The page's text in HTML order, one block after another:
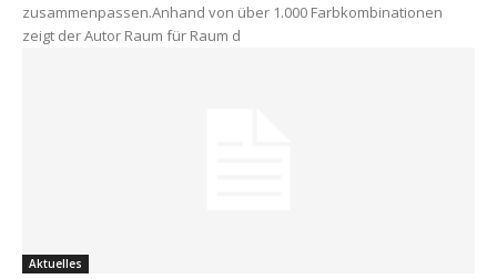
zusammenpassen.Anhand von über 1.000 Farbkombinationen
zeigt der Autor Raum für Raum d
Aktuelles